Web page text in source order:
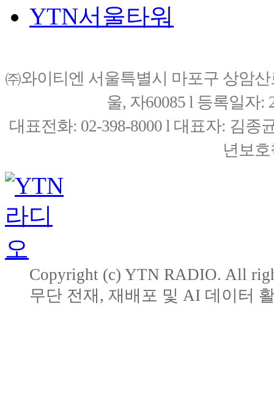
YTN서울타워
㈜와이티엔 서울특별시 마포구 상암
울, 자60085 l 등록일자:
대표전화: 02-398-8000 l 대표자: 김종
년보
Copyright (c) YTN RADIO. All
무단 전재, 재배포 및 AI 데이터